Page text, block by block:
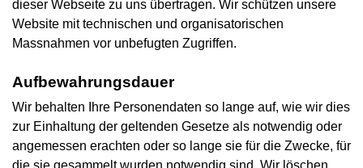
dieser Webseite zu uns übertragen. Wir schützen unsere
Website mit technischen und organisatorischen
Massnahmen vor unbefugten Zugriffen.
Aufbewahrungsdauer
Wir behalten Ihre Personendaten so lange auf, wie wir dies
zur Einhaltung der geltenden Gesetze als notwendig oder
angemessen erachten oder so lange sie für die Zwecke, für